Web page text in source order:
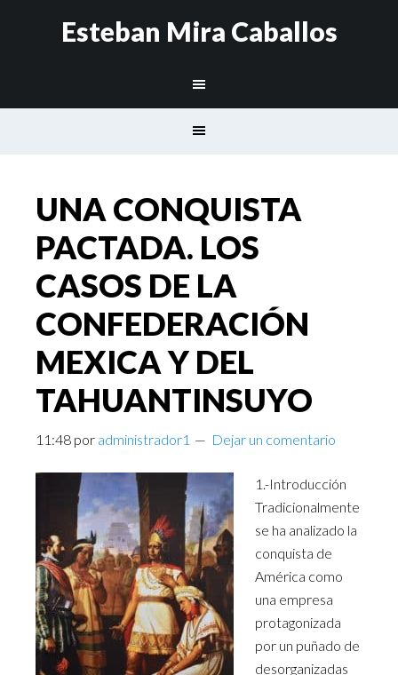
Esteban Mira Caballos
UNA CONQUISTA
PACTADA. LOS
CASOS DE LA
CONFEDERACIÓN
MEXICA Y DEL
TAHUANTINSUYO
11:48 por administrador1 Dejar un comentario
1.-Introducción
Tradicionalmente
se ha analizado la
conquista de
América como
una empresa
protagonizada
por un puñado de
desorganizadas